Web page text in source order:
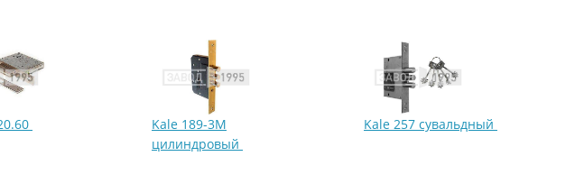
Kale 189-3M
цилиндровый
Kale 257 сувальдный